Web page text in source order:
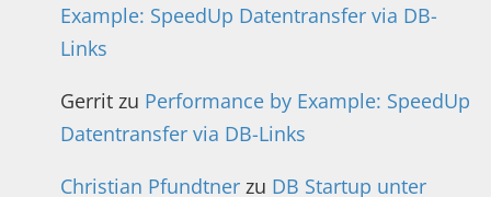
Example: SpeedUp Datentransfer via DB-
Links
Gerrit zu Performance by Example: SpeedUp
Datentransfer via DB-Links
Christian Pfundtner zu DB Startup unter